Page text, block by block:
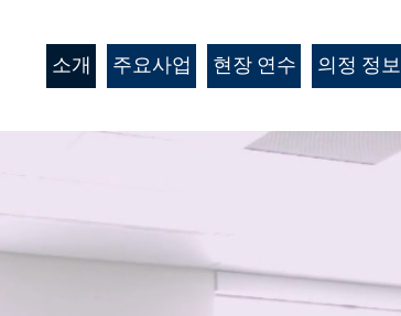
소개 주요사업 현장 연수 의정 정보